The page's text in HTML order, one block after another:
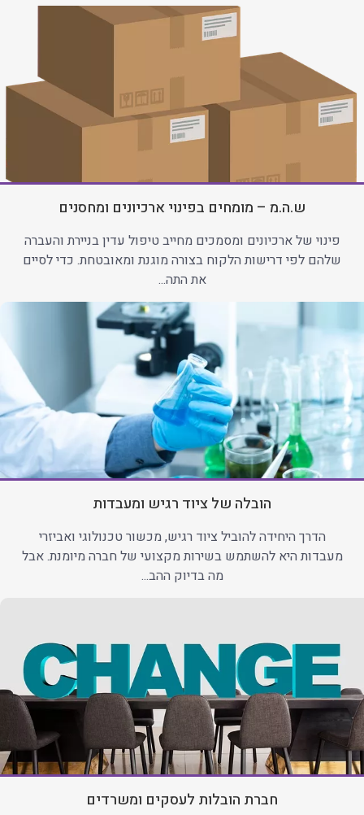
ש.ה.מ – מומחים בפינוי ארכיונים ומחסנים
פינוי של ארכיונים ומסמכים מחייב טיפול עדין בניירת והעברה
שלהם לפי דרישות הלקוח בצורה מוגנת ומאובטחת. כדי לסיים
את התה...
הובלה של ציוד רגיש ומעבדות
הדרך היחידה להוביל ציוד רגיש, מכשור טכנולוגי ואביזרי
מעבדות היא להשתמש בשירות מקצועי של חברה מיומנת. אבל
מה בדיוק ההב...
חברת הובלות לעסקים ומשרדים